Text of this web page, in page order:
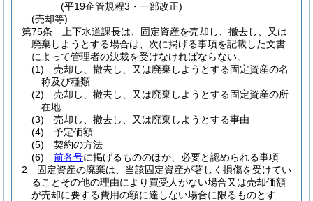
(平19企管規程3・一部改正)
(売却等)
第75条
上下水道課長は、固定資産を売却し、撤去し、又は
廃棄しようとする場合は、次に掲げる事項を記載した文書
によって管理者の決裁を受けなければならない。
(1)
売却し、撤去し、又は廃棄しようとする固定資産の名
称及び種類
(2)
売却し、撤去し、又は廃棄しようとする固定資産の所
在地
(3)
売却し、撤去し、又は廃棄しようとする事由
(4)
予定価額
(5)
契約の方法
(6)
前各号に掲げるもののほか、必要と認められる事項
2
固定資産の廃棄は、当該固定資産が著しく損傷を受けてい
ることその他の理由により買受人がない場合又は売却価額
が売却に要する費用の額に達しない場合に限るものとす